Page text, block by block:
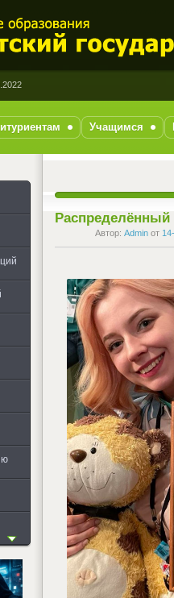
Учащимся
Распределённый
Автор: Admin от